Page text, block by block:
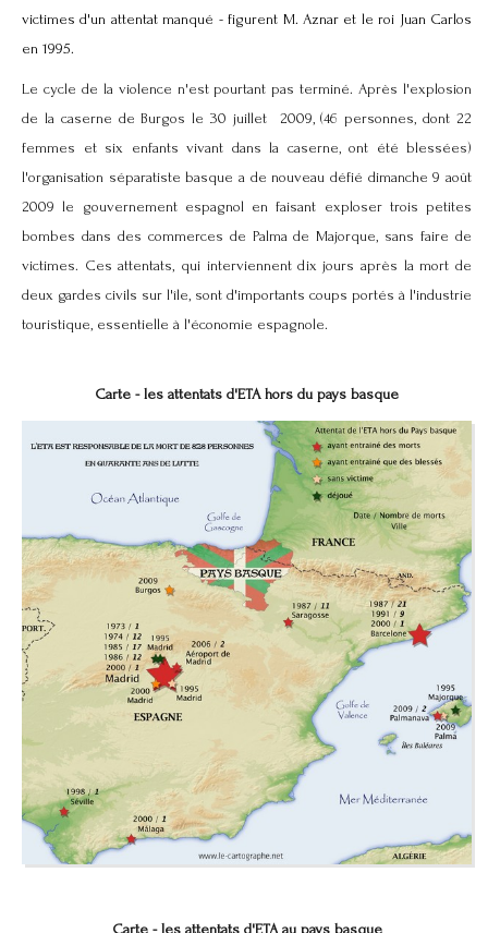
victimes d'un attentat manqué - figurent M. Aznar et le roi Juan Carlos
en 1995.
Le cycle de la violence n'est pourtant pas terminé. Après l'explosion
de la caserne de Burgos le 30 juillet 2009, (46 personnes, dont 22
femmes et six enfants vivant dans la caserne, ont été blessées)
l'organisation séparatiste basque a de nouveau défié dimanche 9 août
2009 le gouvernement espagnol en faisant exploser trois petites
bombes dans des commerces de Palma de Majorque, sans faire de
victimes. Ces attentats, qui interviennent dix jours après la mort de
deux gardes civils sur l'île, sont d'importants coups portés à l'industrie
touristique, essentielle à l'économie espagnole.
Carte - les attentats d'ETA hors du pays basque